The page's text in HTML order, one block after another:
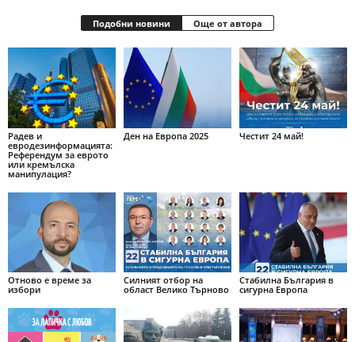
Подобни новини Още от автора
Радев и
евродезинформацията:
Референдум за еврото
или кремълска
манипулация?
Ден на Европа 2025 Честит 24 май!
Отново е време за
избори
Силният отбор на
област Велико Търново
Стабилна България в
сигурна Европа